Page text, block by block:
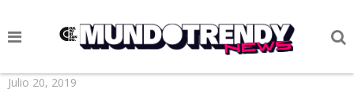
NOTICIAS
Julio 20, 2019